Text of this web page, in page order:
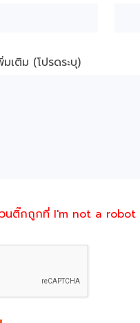
เติม (โปรดระบุ)
นติ๊กถูกที่ I'm not a robot